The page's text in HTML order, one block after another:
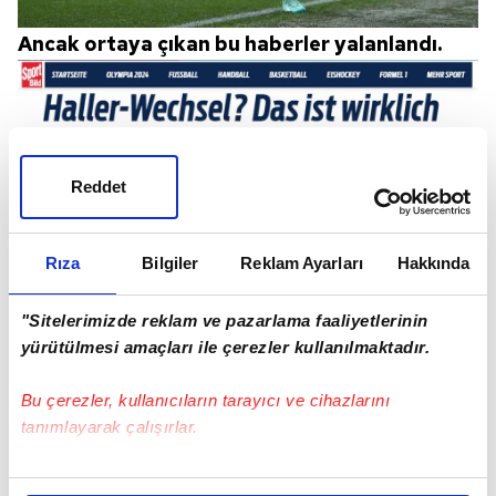
Rıza Bilgiler Reklam Ayarları Hakkında
"Sitelerimizde reklam ve pazarlama faaliyetlerinin
yürütülmesi amaçları ile çerezler kullanılmaktadır.
Bu çerezler, kullanıcıların tarayıcı ve cihazlarını
tanımlayarak çalışırlar.
Bu çerezlere izin vermeniz halinde sizlere özel
Reddet
Ancak ortaya çıkan bu haberler yalanlandı.
menajerinin Beşiktaş yöneticileriyle transfer